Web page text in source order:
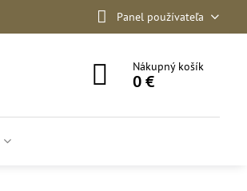
Panel používateľa
Nákupný košík
0 €